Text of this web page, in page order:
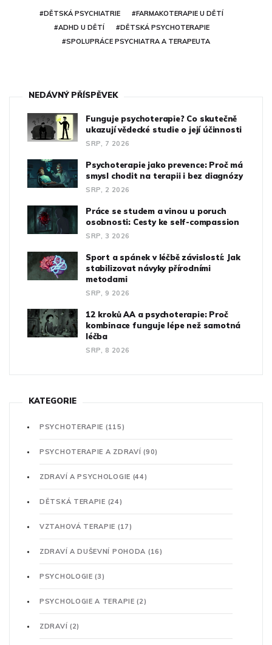
#DĚTSKÁ PSYCHIATRIE
#FARMAKOTERAPIE U DĚTÍ
#ADHD U DĚTÍ
#DĚTSKÁ PSYCHOTERAPIE
#SPOLUPRÁCE PSYCHIATRA A TERAPEUTA
NEDÁVNÝ PŘÍSPĚVEK
Funguje psychoterapie? Co skutečně
ukazují vědecké studie o její účinnosti
SRP, 7 2026
Psychoterapie jako prevence: Proč má
smysl chodit na terapii i bez diagnózy
SRP, 2 2026
Práce se studem a vinou u poruch
osobnosti: Cesty ke self-compassion
SRP, 3 2026
Sport a spánek v léčbě závislostí: Jak
stabilizovat návyky přírodními
metodami
SRP, 9 2026
12 kroků AA a psychoterapie: Proč
kombinace funguje lépe než samotná
léčba
SRP, 8 2026
KATEGORIE
PSYCHOTERAPIE (115)
PSYCHOTERAPIE A ZDRAVÍ(90)
ZDRAVÍ A PSYCHOLOGIE (44)
DĚTSKÁ TERAPIE (24)
VZTAHOVÁ TERAPIE (17)
ZDRAVÍ A DUŠEVNÍ POHODA (16)
PSYCHOLOGIE(3)
PSYCHOLOGIE A TERAPIE(2)
ZDRAVÍ (2)